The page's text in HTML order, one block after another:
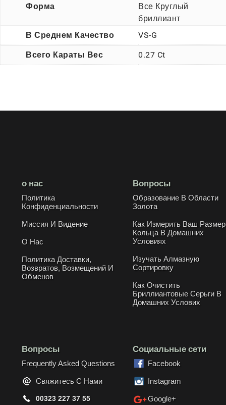
Форма
Все Круглый
бриллиант
В Среднем Качество
VS-G
Всего Караты Вес 0.27 Ct
о нас
Политика
Конфиденциальности
Миссия И Видение
О Нас
Политика Доставки,
Возвратов, Возмещений И
Обменов
Вопросы
Образование В Области
Золота
Как Измерить Ваш Размер
Кольца В Домашних
Условиях
Изучать Алмазную
Сортировку
Как Очистить
Бриллиантовые Серьги В
Домашних Услових
Вопросы
Frequently Asked Questions
Свяжитесь С Нами
00323 227 37 55
Социальные сети
Facebook
Instagram
Google+